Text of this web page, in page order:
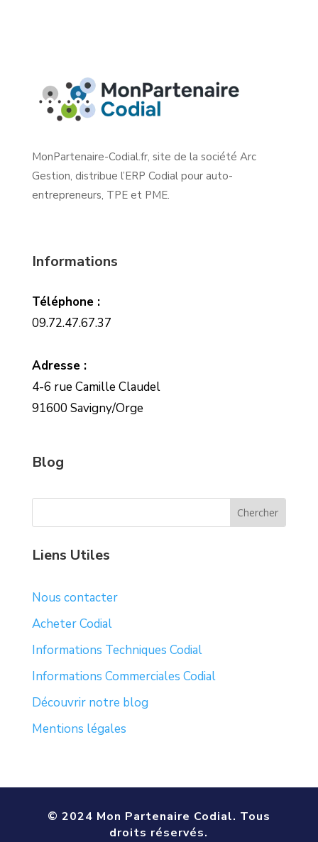
MonPartenaire-Codial.fr, site de la société Arc
Gestion, distribue l’ERP Codial pour auto-
entrepreneurs, TPE et PME.
Informations
Téléphone :
09.72.47.67.37
Adresse :
4-6 rue Camille Claudel
91600 Savigny/Orge
Blog
Liens Utiles
Nous contacter
Acheter Codial
Informations Techniques Codial
Informations Commerciales Codial
Découvrir notre blog
Mentions légales
© 2024 Mon Partenaire Codial. Tous
droits réservés.